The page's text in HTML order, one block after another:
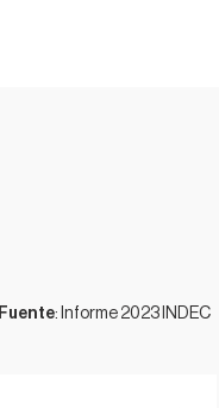
Fuente: Informe 2023 INDEC